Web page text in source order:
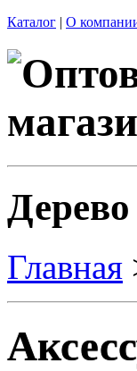
Каталог | О
Главная